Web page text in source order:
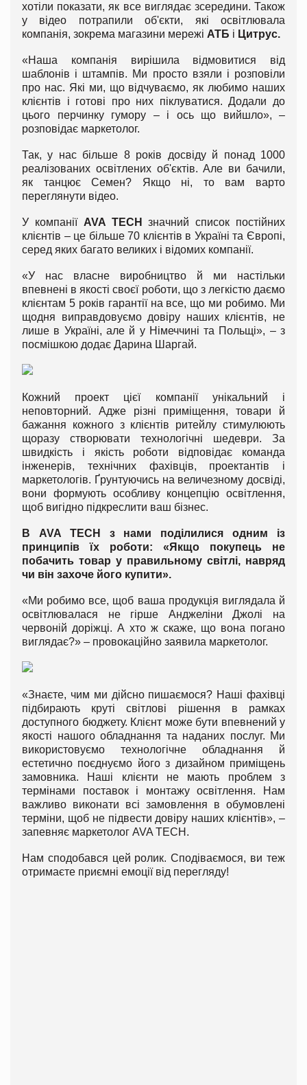
хотіли показати, як все виглядає зсередини. Також
у відео потрапили об'єкти, які освітлювала
компанія, зокрема магазини мережі АТБ і Цитрус.
«Наша компанія вирішила відмовитися від
шаблонів і штампів. Ми просто взяли і розповіли
про нас. Які ми, що відчуваємо, як любимо наших
клієнтів і готові про них піклуватися. Додали до
цього перчинку гумору – і ось що вийшло», –
розповідає маркетолог.
Так, у нас більше 8 років досвіду й понад 1000
реалізованих освітлених об'єктів. Але ви бачили,
як танцює Семен? Якщо ні, то вам варто
переглянути відео.
У компанії AVA TECH
значний список постійних
клієнтів – це більше 70 клієнтів в Україні та Європі,
серед яких багато великих і відомих компанії.
«У нас власне виробництво й ми настільки
впевнені в якості своєї роботи, що з легкістю даємо
клієнтам 5 років гарантії на все, що ми робимо. Ми
щодня виправдовуємо довіру наших клієнтів, не
лише в Україні, але й у Німеччині та Польщі», – з
посмішкою додає Дарина Шаргай.
Кожний проект цієї компанії унікальний і
неповторний. Адже різні приміщення, товари й
бажання кожного з клієнтів ритейлу стимулюють
щоразу створювати технологічні шедеври. За
швидкість і якість роботи відповідає команда
інженерів, технічних фахівців, проектантів і
маркетологів. Ґрунтуючись на величезному досвіді,
вони формують особливу концепцію освітлення,
щоб вигідно підкреслити ваш бізнес.
В AVA TECH з нами поділилися одним із
принципів їх роботи: «Якщо покупець не
побачить товар у правильному світлі, навряд
чи він захоче його купити».
«Ми робимо все, щоб ваша продукція виглядала й
освітлювалася не гірше Анджеліни Джолі на
червоній доріжці. А хто ж скаже, що вона погано
виглядає?» – провокаційно заявила маркетолог.
«Знаєте, чим ми дійсно пишаємося? Наші фахівці
підбирають круті світлові рішення в рамках
доступного бюджету. Клієнт може бути впевнений у
якості нашого обладнання та наданих послуг. Ми
використовуємо технологічне обладнання й
естетично поєднуємо його з дизайном приміщень
замовника. Наші клієнти не мають проблем з
термінами поставок і монтажу освітлення. Нам
важливо виконати всі замовлення в обумовлені
терміни, щоб не підвести довіру наших клієнтів», –
запевняє маркетолог AVA TECH.
Нам сподобався цей ролик. Сподіваємося, ви теж
отримаєте приємні емоції від перегляду!